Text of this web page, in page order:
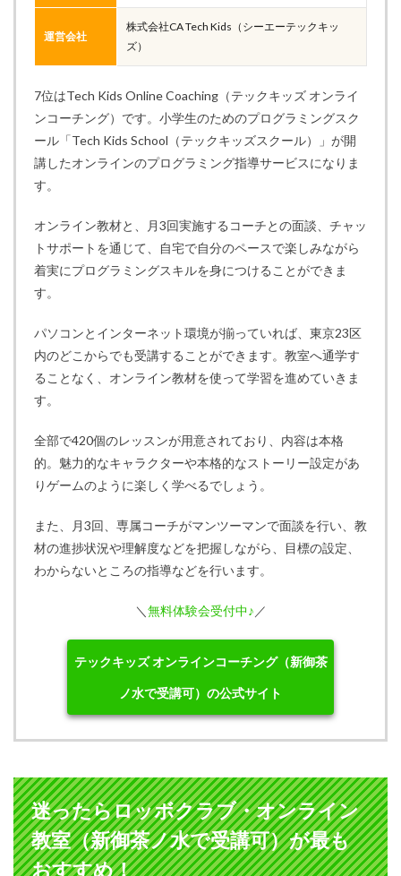
運営会社
株式会社CA Tech Kids（シーエーテックキッ
ズ）
7位はTech Kids Online Coaching（テックキッズ オンライ
ンコーチング）です。小学生のためのプログラミングスク
ール「Tech Kids School（テックキッズスクール）」が開
講したオンラインのプログラミング指導サービスになりま
す。
オンライン教材と、月3回実施するコーチとの面談、チャッ
トサポートを通じて、自宅で自分のペースで楽しみながら
着実にプログラミングスキルを身につけることができま
す。
パソコンとインターネット環境が揃っていれば、東京23区
内のどこからでも受講することができます。教室へ通学す
ることなく、オンライン教材を使って学習を進めていきま
す。
全部で420個のレッスンが用意されており、内容は本格
的。魅力的なキャラクターや本格的なストーリー設定があ
りゲームのように楽しく学べるでしょう。
また、月3回、専属コーチがマンツーマンで面談を行い、教
材の進捗状況や理解度などを把握しながら、目標の設定、
わからないところの指導などを行います。
＼ 無料体験会受付中♪ ／
テックキッズ オンラインコーチング（新御茶
ノ水で受講可）の公式サイト
迷ったらロッボクラブ・オンライン
教室（新御茶ノ水で受講可）が最も
おすすめ！